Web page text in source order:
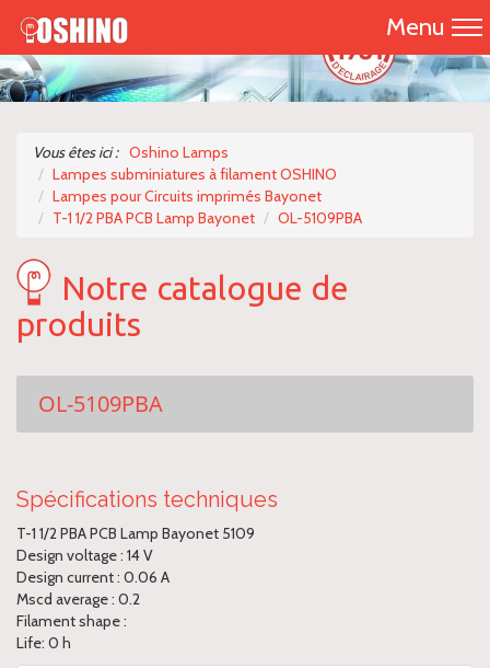
Menu
Accueil
Catalogue 2026
Nous contacter
Vous êtes ici : Oshino Lamps
Lampes subminiatures à filament OSHINO
Lampes pour Circuits imprimés Bayonet
T-1 1/2 PBA PCB Lamp Bayonet
OL-5109PBA
Notre catalogue de
produits
OL-5109PBA
Spécifications techniques
T-1 1/2 PBA PCB Lamp Bayonet 5109
Design voltage : 14 V
Design current : 0.06 A
Mscd average : 0.2
Filament shape :
Life: 0 h